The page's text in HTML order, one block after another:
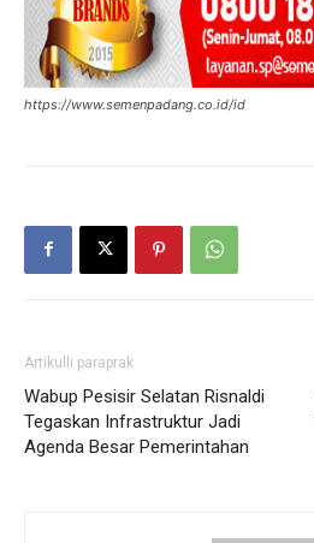
https://www.semenpadang.co.id/id
Artikulli paraprak
Wabup Pesisir Selatan Risnaldi
Tegaskan Infrastruktur Jadi
Agenda Besar Pemerintahan